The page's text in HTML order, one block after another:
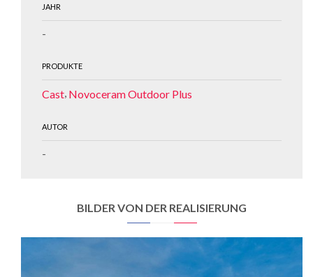
JAHR
-
PRODUKTE
Cast, Novoceram Outdoor Plus
AUTOR
-
BILDER VON DER REALISIERUNG